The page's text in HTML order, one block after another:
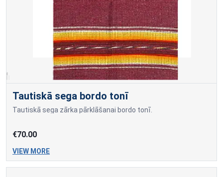
Tautiskā sega bordo tonī
Tautiskā sega zārka pārklāšanai bordo tonī.
€70.00
VIEW MORE